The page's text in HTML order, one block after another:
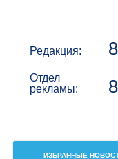
Редакция:
Отдел
рекламы:
ИЗБРАННЫЕ